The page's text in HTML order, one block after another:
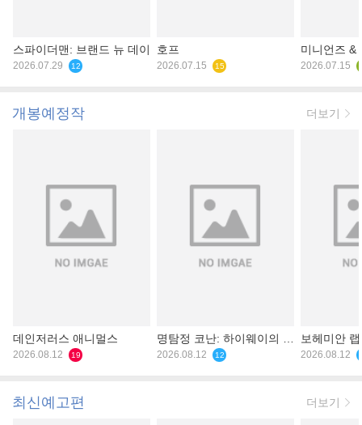
스파이더맨: 브랜드 뉴 데이
2026.07.29 12
호프
2026.07.15 15
미니언즈 &
2026.07.15
개봉예정작 더보기
데인저러스 애니멀스
2026.08.12 19
명탐정 코난: 하이웨이의 타
천사
2026.08.12 12
보헤미안
2026.08.12
최신예고편 더보기